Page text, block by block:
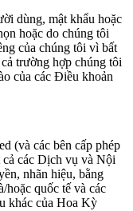
dùng, mật khẩu hoặc
hoặc do chúng tôi
của chúng tôi vì bất
trường hợp chúng tôi
của các Điều khoản
(và các bên cấp phép
các Dịch vụ và Nội
nhãn hiệu, bằng
hoặc quốc tế và các
khác của Hoa Kỳ